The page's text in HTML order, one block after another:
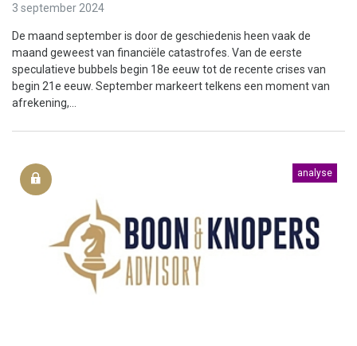
3 september 2024
De maand september is door de geschiedenis heen vaak de
maand geweest van financiële catastrofes. Van de eerste
speculatieve bubbels begin 18e eeuw tot de recente crises van
begin 21e eeuw. September markeert telkens een moment van
afrekening,...
analyse